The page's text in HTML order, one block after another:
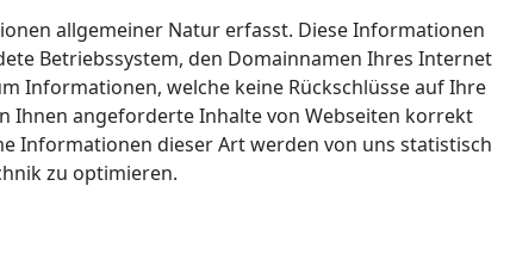
allgemeiner Natur erfasst. Diese Informationen
Betriebssystem, den Domainnamen Ihres Internet
Informationen, welche keine Rückschlüsse auf Ihre
Ihnen angeforderte Inhalte von Webseiten korrekt
Informationen dieser Art werden von uns statistisch
zu optimieren.